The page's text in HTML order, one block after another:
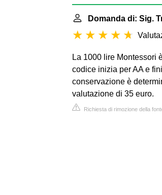
Domanda di: Sig.
La 1000 lire Montessori
codice inizia per AA e
conservazione è
valutazione di 35 euro.
Richiesta di rimozione della